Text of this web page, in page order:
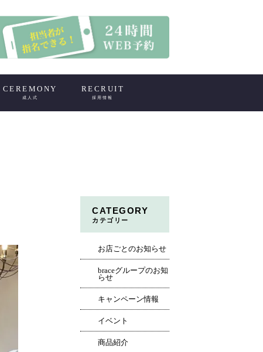
CEREMONY
成人式
RECRUIT
採用情報
CATEGORY
カテゴリー
お店ごとのお知らせ
braceグループのお知
らせ
キャンペーン情報
イベント
商品紹介